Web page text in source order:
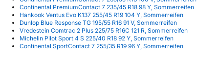
Continental PremiumContact 7 235/45 R18 98 Y, Sommerreifen
Hankook Ventus Evo K137 255/45 R19 104 Y, Sommerreifen
Dunlop Blue Response TG 195/55 R16 91 V, Sommerreifen
Vredestein Comtrac 2 Plus 225/75 R16C 121 R, Sommerreifen
Michelin Pilot Sport 4 S 225/40 R18 92 Y, Sommerreifen
Continental SportContact 7 255/35 R19 96 Y, Sommerreifen